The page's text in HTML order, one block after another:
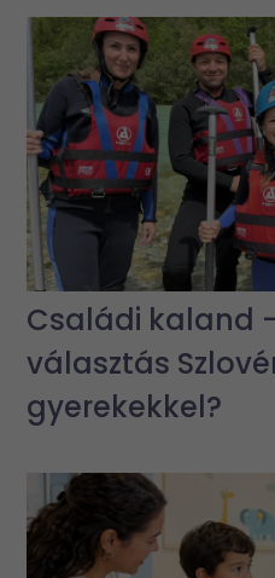
Családi kaland
választás
gyerekekkel?